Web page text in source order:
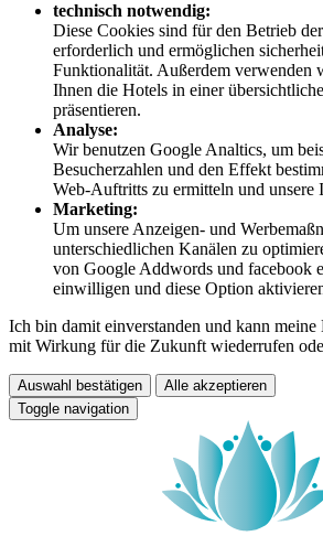
technisch notwendig:
Diese Cookies sind für den Betrieb
erforderlich und ermöglichen
Funktionalität. Außerdem verwenden
Ihnen die Hotels in einer
präsentieren.
Analyse:
Wir benutzen Google Analtics, um
Besucherzahlen und den Effekt
Web-Auftritts zu ermitteln und unsere
Marketing:
Um unsere Anzeigen- und
unterschiedlichen Kanälen zu
von Google Addwords und facebook
einwilligen und diese Option
Ich bin damit einverstanden und kann
mit Wirkung für die Zukunft wiederrufen
Auswahl bestätigen
Alle akzeptieren
Toggle navigation